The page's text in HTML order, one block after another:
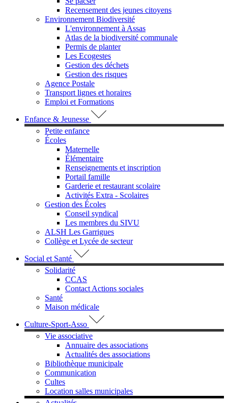
Recensement des jeunes citoyens
Environnement Biodiversité
L'environnement à Assas
Atlas de la biodiversité communale
Permis de planter
Les Ecogestes
Gestion des déchets
Gestion des risques
Agence Postale
Transport lignes et horaires
Emploi et Formations
Enfance & Jeunesse
Petite enfance
Écoles
Maternelle
Élémentaire
Renseignements et inscription
Portail famille
Garderie et restaurant scolaire
Activités Extra - Scolaires
Gestion des Écoles
Conseil syndical
Les membres du SIVU
ALSH Les Garrigues
Collège et Lycée de secteur
Social et Santé
Solidarité
CCAS
Contact Actions sociales
Santé
Maison médicale
Culture-Sport-Asso
Vie associative
Annuaire des associations
Actualités des associations
Bibliothèque municipale
Communication
Cultes
Location salles municipales